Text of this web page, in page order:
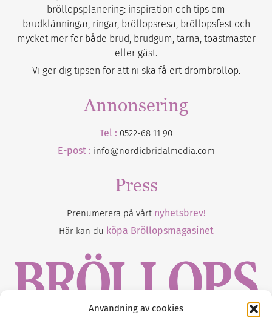
Användning av cookies
bröllopsplanering: inspiration och tips om
brudklänningar, ringar, bröllopsresa, bröllopsfest och
mycket mer för både brud, brudgum, tärna, toastmaster
eller gäst.
Vi ger dig tipsen för att ni ska få ert drömbröllop.
Annonsering
Tel : 0522-68 11 90
E-post : info@nordicbridalmedia.com
Press
Prenumerera på vårt nyhetsbrev!
Här kan du köpa Bröllopsmagasinet